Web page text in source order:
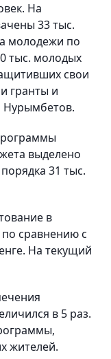
На
33 тыс.
молодежи по
тыс. молодых
свои
гранты и
выделено
31 тыс.
в
сравнению с
На текущий
в 5 раз.
жителей.